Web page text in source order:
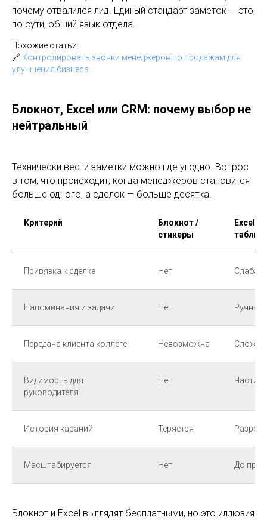
почему отвалился лид. Единый стандарт заметок — это,
по сути, общий язык отдела.
Похожие статьи:
🔗 Контролировать звонки менеджеров по продажам для
улучшения бизнеса
Блокнот, Excel или CRM: почему выбор не
нейтральный
Технически вести заметки можно где угодно. Вопрос
в том, что происходит, когда менеджеров становится
больше одного, а сделок — больше десятка.
Критерий
Блокнот /
стикеры
Excel-
Привязка к сделке Нет Слабая
Напоминания и задачи Нет Ручные
Передача клиента коллеге Невозможна Сложно
Видимость для
руководителя
Нет
История касаний Теряется
Масштабируется Нет До
Блокнот и Excel выглядят бесплатными, но это иллюзия